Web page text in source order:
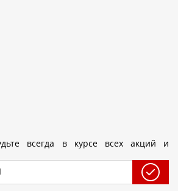
всегда в курсе всех акций и